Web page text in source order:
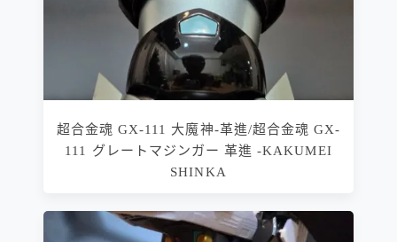
超合金魂 GX-111 大魔神-革進/超合金魂 GX-
111 グレートマジンガー 革進 -KAKUMEI
SHINKA